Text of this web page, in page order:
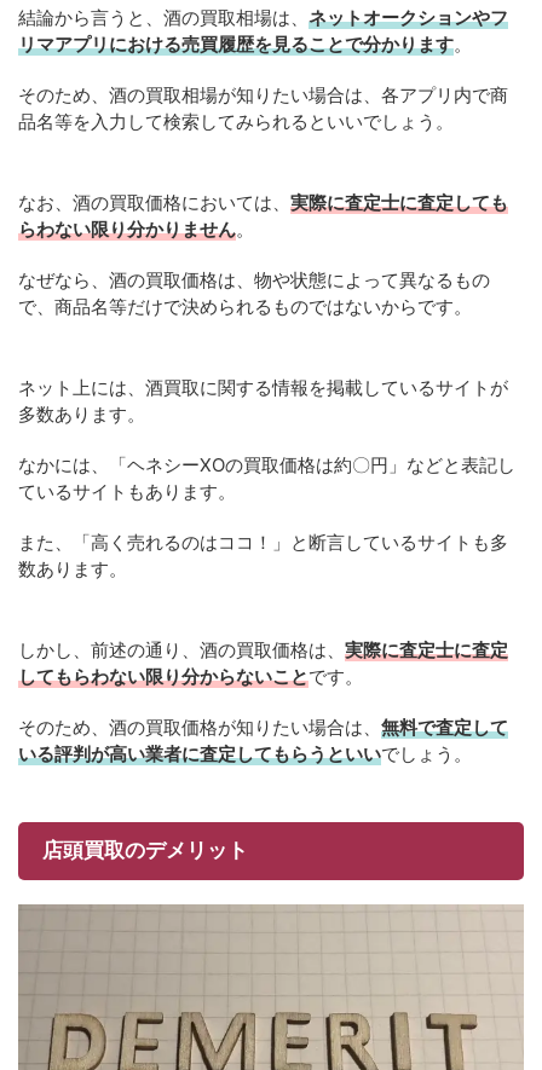
結論から言うと、酒の買取相場は、 ネットオークションやフ
リマアプリにおける売買履歴を見ることで分かります。
そのため、酒の買取相場が知りたい場合は、各アプリ内で商
品名等を入力して検索してみられるといいでしょう。
なお、酒の買取価格においては、 実際に査定士に査定しても
らわない限り分かりません。
なぜなら、酒の買取価格は、物や状態によって異なるもの
で、商品名等だけで決められるものではないからです。
ネット上には、酒買取に関する情報を掲載しているサイトが
多数あります。
なかには、「ヘネシーXOの買取価格は約〇円」などと表記し
ているサイトもあります。
また、「高く売れるのはココ！」と断言しているサイトも多
数あります。
しかし、前述の通り、酒の買取価格は、 実際に査定士に査定
してもらわない限り分からないことです。
そのため、酒の買取価格が知りたい場合は、 無料で査定して
いる評判が高い業者に査定してもらうといいでしょう。
店頭買取のデメリット